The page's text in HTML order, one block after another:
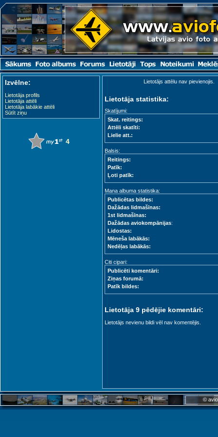
Izvēlne:
Lietotāja profils
Lietotāja attēli
Lietotāja labākie attēli
Sūtīt ziņu
4
Lietotājs attēlu nav pievienojis.
Lietotāja statistika:
Skatījumi:
Skat. reitings:
Attēli skatīti:
Lielie att.:
Balsis:
Reitings:
Patīk:
Ļoti patīk:
Mana albuma statistika:
Publicētas bildes:
Dažādas lidmašīnas:
1st lidmašīnas:
Dažādas aviokompānijas:
Lidostas:
Mēneša labākās:
Nedēļas labākās:
Citi cipari:
Publicēti komentāri:
Ziņas forumā:
Patīk bildes:
Lietotāja 9 pēdējie komentāri:
Lietotājs nevienu bildi vēl nav komentējis.
©